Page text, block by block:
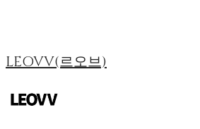
LEOVV(르오브)